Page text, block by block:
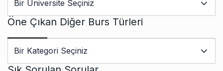
Öne Çıkan Diğer Burs Türleri